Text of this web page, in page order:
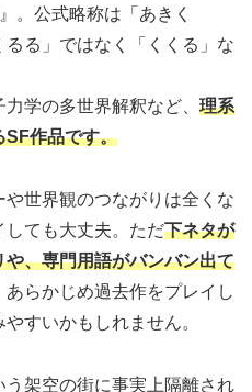
。公式略称は「あきく
る」ではなく「くくる」な
学の多世界解釈など、 理系
SF作品です。
世界観のつながりは全くな
しても大丈夫。ただ下ネタが
、専門用語がバンバン出て
あらかじめ過去作をプレイし
すいかもしれません。
架空の街に事実上隔離され